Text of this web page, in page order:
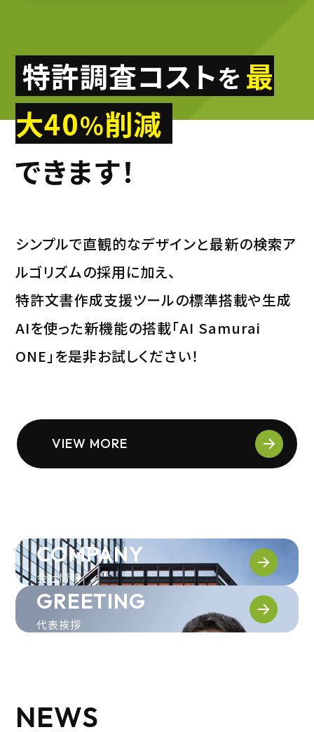
特許調査コストを最
大40％削減
できます！
シンプルで直観的なデザインと最新の検索ア
ルゴリズムの採用に加え、
特許文書作成支援ツールの標準搭載や生成
AIを使った新機能の搭載「AI Samurai
ONE」を是非お試しください！
VIEW MORE
COMPANY
会社情報
GREETING
代表挨拶
NEWS